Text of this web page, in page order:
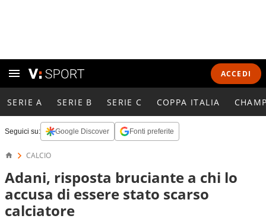
ACCEDI
SERIE A SERIE B SERIE C COPPA ITALIA
Seguici su: Google Discover Fonti preferite
CALCIO
Adani, risposta bruciante a chi lo
accusa di essere stato scarso
calciatore